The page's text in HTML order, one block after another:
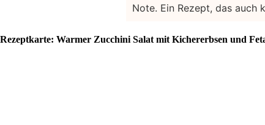
Note. Ein Rezept, das
Rezeptkarte: Warmer Zucchini Salat mit Kichererbsen und